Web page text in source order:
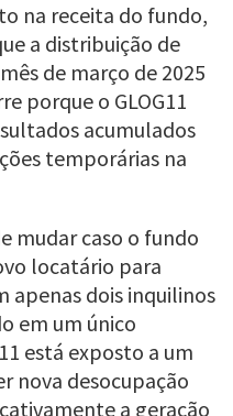
na receita do fundo,
a distribuição de
de março de 2025
porque o GLOG11
acumulados
temporárias na
mudar caso o fundo
locatário para
apenas dois inquilinos
em um único
está exposto a um
nova desocupação
a geração